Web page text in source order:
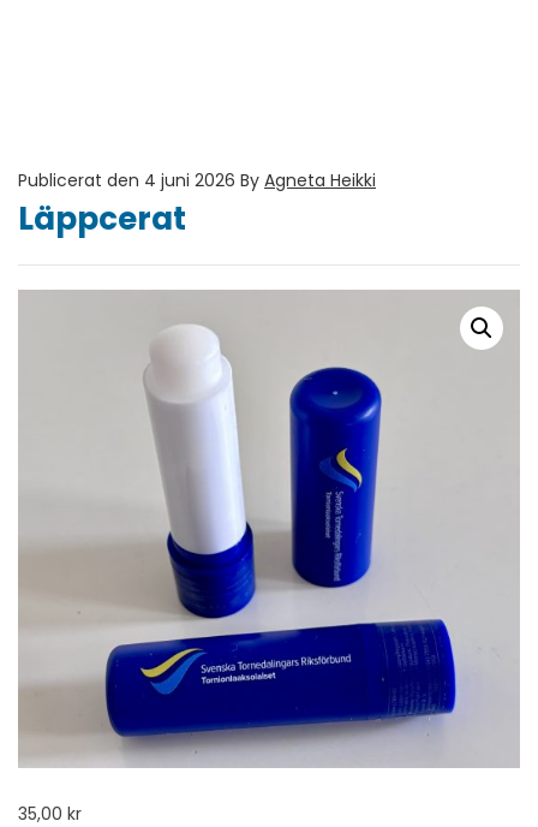
Publicerat den 4 juni 2026 By Agneta Heikki
Läppcerat
35,00 kr